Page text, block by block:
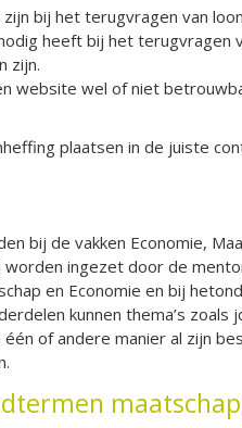
bij het terugvragen van
heeft bij het terugvragen
zijn.
website wel of niet
plaatsen in de juiste
bij de vakken Economie,
ingezet door de
en Economie en bij
kunnen thema’s zoals
of andere manier al zijn